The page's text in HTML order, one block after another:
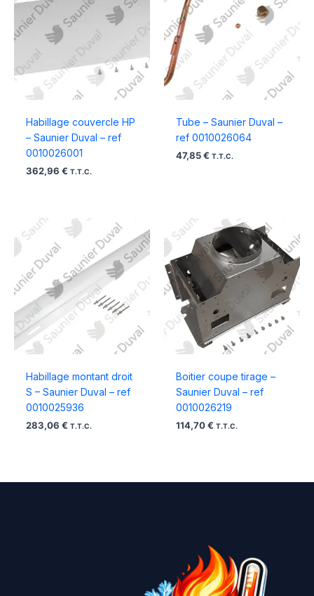
Habillage couvercle HP
– Saunier Duval – ref
0010026001
362,96 € T.T.C.
Tube – Saunier Duval –
ref 0010026064
47,85 € T.T.C.
Habillage montant droit
S – Saunier Duval – ref
0010025936
283,06 € T.T.C.
Boitier coupe tirage –
Saunier Duval – ref
0010026219
114,70 € T.T.C.